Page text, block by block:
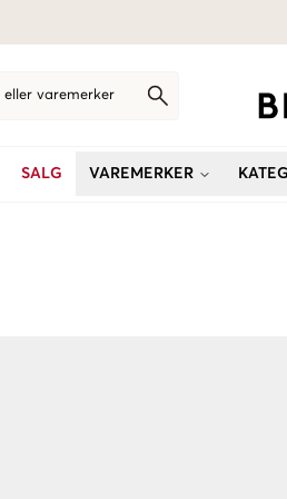
varemerker
SALG VAREMERKER